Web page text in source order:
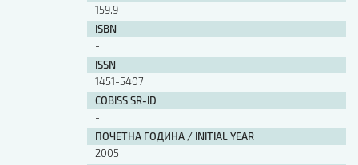
159.9
ISBN
-
ISSN
1451-5407
COBISS.SR-ID
-
ПОЧЕТНА ГОДИНА / INITIAL YEAR
2005